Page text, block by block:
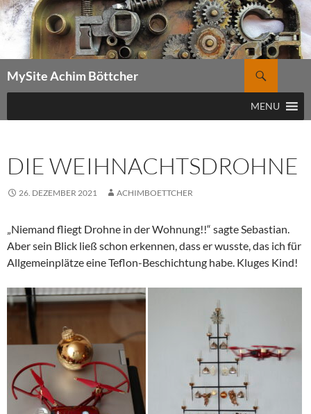
Zum
Inhalt
springen
MySite Achim Böttcher
MENU
DIE WEIHNACHTSDROHNE
26. DEZEMBER 2021 ACHIMBOETTCHER
„Niemand fliegt Drohne in der Wohnung!!“ sagte Sebastian.
Aber sein Blick ließ schon erkennen, dass er wusste, das ich für
Allgemeinplätze eine Teflon-Beschichtung habe. Kluges Kind!